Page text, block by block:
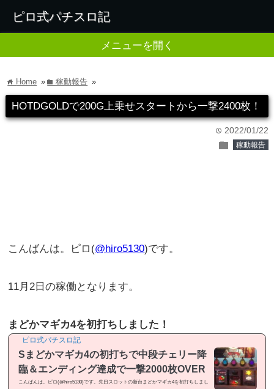
ピロ式パチスロ記
メニューを開く
home Home » folder稼動報告 »
HOTDGOLDで200G上乗せスタートから一撃2400枚！
time 2022/01/22
folder 稼動報告
こんばんは。ピロ(@hiro5130)です。
11月2日の稼働となります。
まどかマギカ4を初打ちしました！
ピロ式パチスロ記
Sまどかマギカ4の初打ちで中段チェリー降
臨＆エンディング達成で一撃2000枚OVER
こんばんは。ピロ(@hiro5130)です。先日スロットの新台まどかマギカ4を初打ちしまし